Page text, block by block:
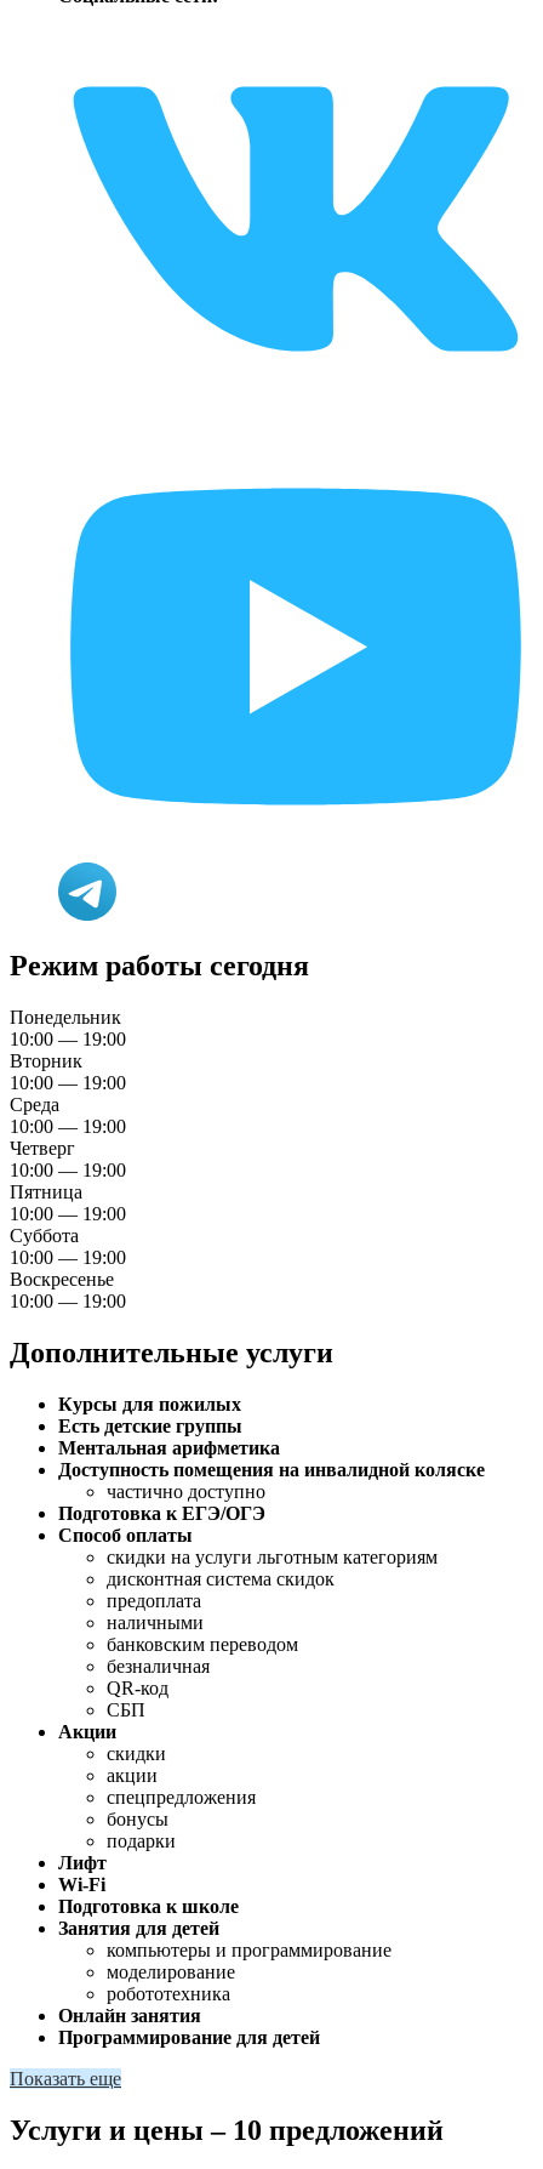
Режим работы сегодня
Понедельник
10:00 — 19:00
Вторник
10:00 — 19:00
Среда
10:00 — 19:00
Четверг
10:00 — 19:00
Пятница
10:00 — 19:00
Суббота
10:00 — 19:00
Воскресенье
10:00 — 19:00
Дополнительные услуги
Курсы для пожилых
Есть детские группы
Ментальная арифметика
Доступность помещения на инвалидной коляске
частично доступно
Подготовка к ЕГЭ/ОГЭ
Способ оплаты
скидки на услуги льготным категориям
дисконтная система скидок
предоплата
наличными
банковским переводом
безналичная
QR-код
СБП
Акции
скидки
акции
спецпредложения
бонусы
подарки
Лифт
Wi-Fi
Подготовка к школе
Занятия для детей
компьютеры и программирование
моделирование
робототехника
Онлайн занятия
Программирование для детей
Показать еще
Услуги и цены – 10 предложений